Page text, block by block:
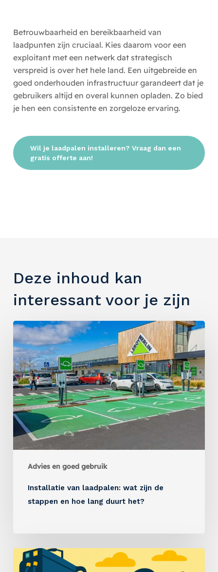
Betrouwbaarheid en bereikbaarheid van
laadpunten zijn cruciaal. Kies daarom voor een
exploitant met een netwerk dat strategisch
verspreid is over het hele land. Een uitgebreide en
goed onderhouden infrastructuur garandeert dat je
gebruikers altijd en overal kunnen opladen. Zo bied
je hen een consistente en zorgeloze ervaring.
Wil je laadpalen installeren? Vraag dan een
gratis offerte aan!
Deze inhoud kan
interessant voor je zijn
Advies en goed gebruik
Installatie van laadpalen: wat zijn de
stappen en hoe lang duurt het?